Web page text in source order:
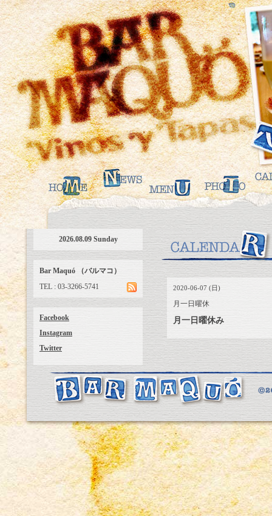
2020-06-07 (日)
月一日曜休
月一日曜休み
2026.08.09 Sunday
Bar Maquó （バルマコ）
TEL : 03-3266-5741
Facebook
Instagram
Twitter